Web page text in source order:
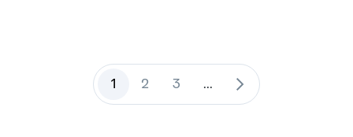
1 2 3 ...